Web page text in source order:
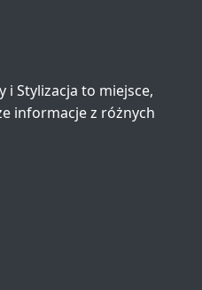
i Stylizacja to miejsce,
informacje z różnych